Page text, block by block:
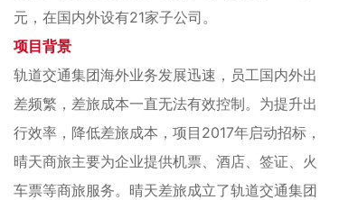
元，在国内外设有21家子公司。
项目背景
轨道交通集团海外业务发展迅速，员工国内外出
差频繁，差旅成本一直无法有效控制。为提升出
行效率，降低差旅成本，项目2017年启动招标，
晴天商旅主要为企业提供机票、酒店、签证、火
车票等商旅服务。晴天差旅成立了轨道交通集团